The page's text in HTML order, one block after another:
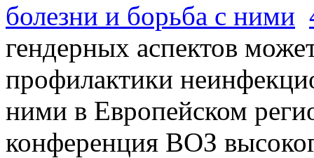
болезни и борьба с ними
гендерных аспектов
профилактики
ними в Европейском
конференция ВОЗ